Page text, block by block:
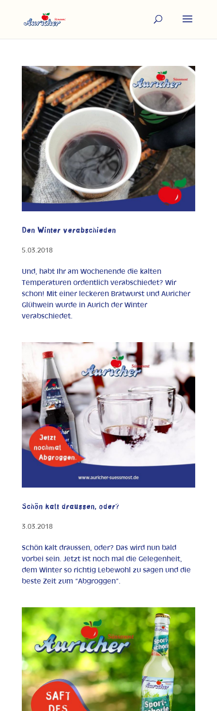
Den Winter verabschieden
5.03.2018
Und, habt Ihr am Wochenende die kalten
Temperaturen ordentlich verabschiedet? Wir
schon! Mit einer leckeren Bratwurst und Auricher
Glühwein wurde in Aurich der Winter
verabschiedet.
Schön kalt draussen, oder?
3.03.2018
Schön kalt draussen, oder? Das wird nun bald
vorbei sein. Jetzt ist noch mal die Gelegenheit,
dem Winter so richtig Lebewohl zu sagen und die
beste Zeit zum “Abgroggen”.